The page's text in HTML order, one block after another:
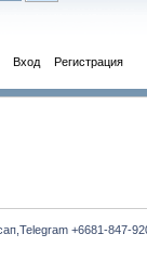
Вход Регистрация
+6681-847-